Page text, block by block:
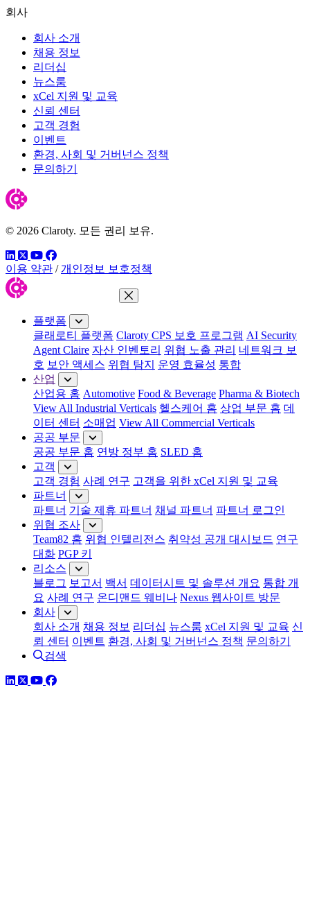
회사
회사 소개
채용 정보
리더십
뉴스룸
xCel 지원 및 교육
신뢰 센터
고객 경험
이벤트
환경, 사회 및 거버넌스 정책
문의하기
© 2026 Claroty. 모든 권리 보유.
링크드인
트위터유튜브
페이스북
이용 약관 / 개인정보 보호정책
메뉴 닫기
플랫폼
클래로티 플랫폼 Claroty CPS 보호 프로그램 AI Security
Agent Claire 자산 인벤토리 위협 노출 관리 네트워크 보
호 보안 액세스 위협 탐지 운영 효율성 통합
산업
산업용 홈 Automotive Food & Beverage Pharma & Biotech
View All Industrial Verticals 헬스케어 홈 상업 부문 홈 데
이터 센터 소매업 View All Commercial Verticals
공공 부문
공공 부문 홈 연방 정부 홈 SLED 홈
고객
고객 경험 사례 연구 고객을 위한 xCel 지원 및 교육
파트너
파트너 기술 제휴 파트너 채널 파트너 파트너 로그인
위협 조사
Team82 홈 위협 인텔리전스 취약성 공개 대시보드 연구
대화 PGP 키
리소스
블로그 보고서 백서 데이터시트 및 솔루션 개요 통합 개
요 사례 연구 온디맨드 웨비나 Nexus 웹사이트 방문
회사
회사 소개 채용 정보 리더십 뉴스룸 xCel 지원 및 교육 신
뢰 센터 이벤트 환경, 사회 및 거버넌스 정책 문의하기
검색
링크드인
트위터유튜브
페이스북